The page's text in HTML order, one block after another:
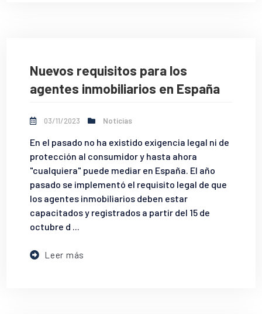
Nuevos requisitos para los
agentes inmobiliarios en España
03/11/2023 Noticias
En el pasado no ha existido exigencia legal ni de
protección al consumidor y hasta ahora
"cualquiera" puede mediar en España. El año
pasado se implementó el requisito legal de que
los agentes inmobiliarios deben estar
capacitados y registrados a partir del 15 de
octubre d ...
Leer más